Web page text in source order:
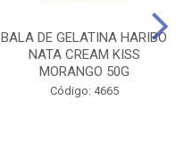
BALA DE GELATINA HARIBO
NATA CREAM KISS
MORANGO 50G
Código: 4665